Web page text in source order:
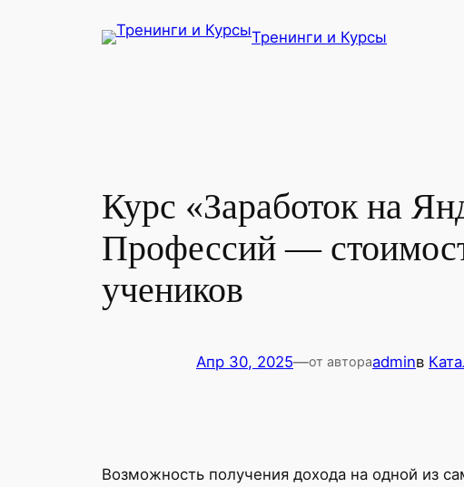
Тренинги и Курсы
Курс «Заработок на
Профессий —
учеников
Апр 30, 2025—от автораadminв
Возможность получения дохода на одной из